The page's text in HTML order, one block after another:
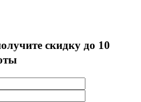
скидку до 10